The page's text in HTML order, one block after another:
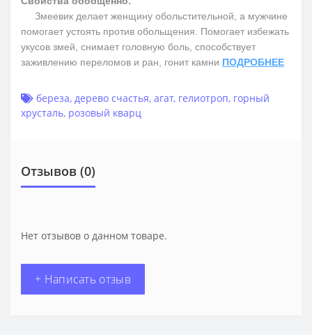
Змеевик делает женщину обольстительной, а мужчине
помогает устоять против обольщения. Помогает избежать
укусов змей, снимает головную боль, способствует
заживлению переломов и ран, гонит камни ПОДРОБНЕЕ
береза, дерево счастья, агат, гелиотроп, горный
хрусталь, розовый кварц
Отзывов (0)
Нет отзывов о данном товаре.
+ Написать отзыв